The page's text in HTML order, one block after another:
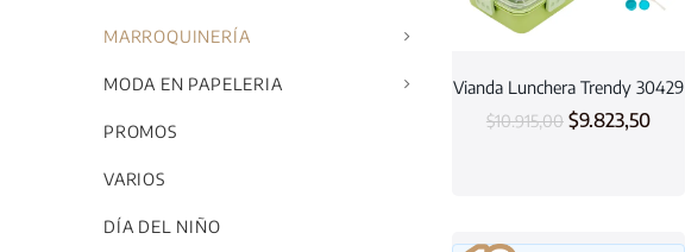
Vianda Lunchera Trendy 30429
$10.915,00 $9.823,50
MARROQUINERÍA
MODA EN PAPELERIA
PROMOS
VARIOS
DÍA DEL NIÑO